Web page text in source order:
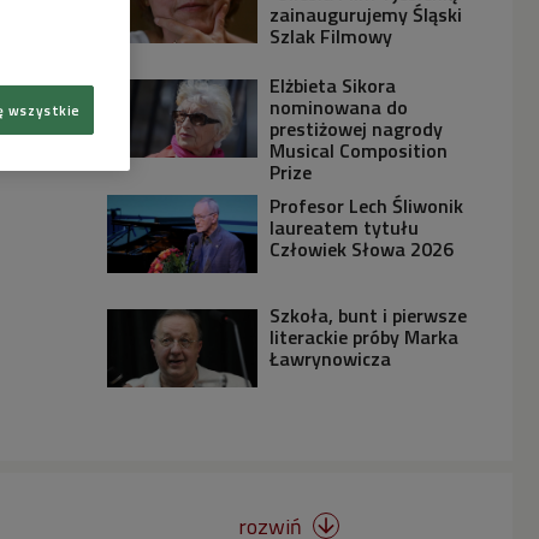
zainaugurujemy Śląski
Szlak Filmowy
Elżbieta Sikora
nominowana do
prestiżowej nagrody
Musical Composition
Prize
Profesor Lech Śliwonik
laureatem tytułu
Człowiek Słowa 2026
Szkoła, bunt i pierwsze
literackie próby Marka
Ławrynowicza
rozwiń 
wszystkie